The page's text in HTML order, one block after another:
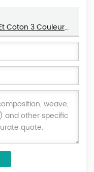
Tissu De Camouflage En Nylon Et Coton 3 Couleurs Pour Uniforme